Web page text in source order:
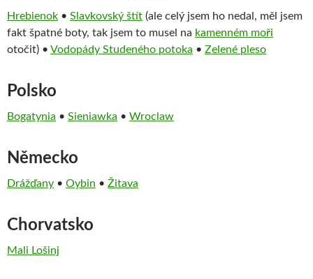
Hrebienok • Slavkovský štít (ale celý jsem ho nedal, měl jsem
fakt špatné boty, tak jsem to musel na kamenném moři
otočit) • Vodopády Studeného potoka • Zelené pleso
Polsko
Bogatynia • Sieniawka • Wroclaw
Německo
Drážďany • Oybin • Žitava
Chorvatsko
Mali Lošinj